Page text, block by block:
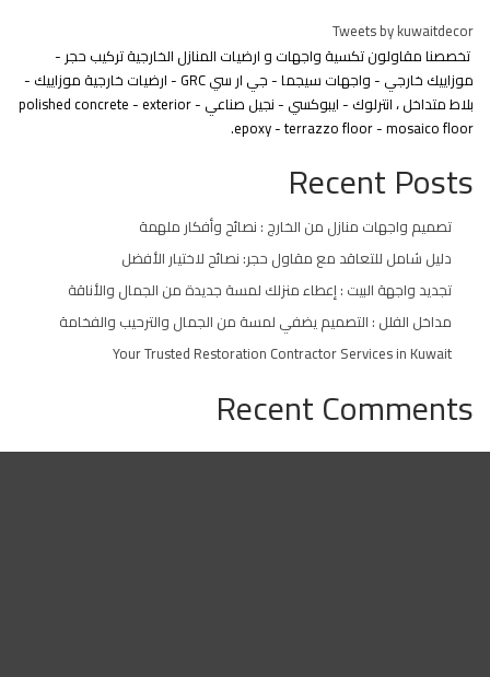
Tweets by kuwaitdecor
تخصصنا مقاولون تكسية واجهات و ارضيات المنازل الخارجية تركيب حجر -
موزاييك خارجي - واجهات سيجما - جي ار سي GRC - ارضيات خارجية موزاييك -
بلاط متداخل ، انترلوك - ايبوكسي - نجيل صناعي - polished concrete - exterior
epoxy - terrazzo floor - mosaico floor.
Recent Posts
تصميم واجهات منازل من الخارج : نصائح وأفكار ملهمة
دليل شامل للتعاقد مع مقاول حجر: نصائح لاختيار الأفضل
تجديد واجهة البيت : إعطاء منزلك لمسة جديدة من الجمال والأناقة
مداخل الفلل : التصميم يضفي لمسة من الجمال والترحيب والفخامة
Your Trusted Restoration Contractor Services in Kuwait
Recent Comments